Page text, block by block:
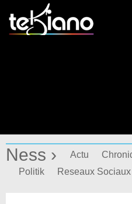
Ness › Actu
Politik
Reseaux Sociaux